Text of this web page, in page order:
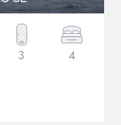
3 4